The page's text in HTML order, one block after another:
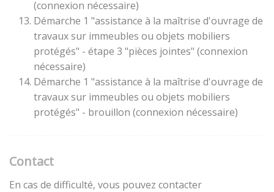
(connexion nécessaire)
Démarche 1 "assistance à la maîtrise d'ouvrage de
travaux sur immeubles ou objets mobiliers
protégés" - étape 3 "pièces jointes" (connexion
nécessaire)
Démarche 1 "assistance à la maîtrise d'ouvrage de
travaux sur immeubles ou objets mobiliers
protégés" - brouillon (connexion nécessaire)
Contact
En cas de difficulté, vous pouvez contacter